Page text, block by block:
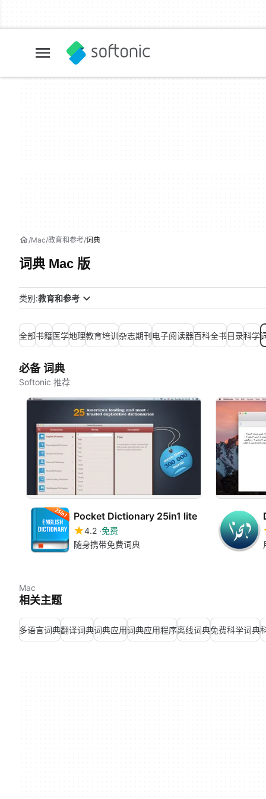
Mac 教育和参考 词典
词典 Mac 版
类别:教育和参考
全部书籍医学地理教育培训杂志期刊电子阅读器百科全书目录科学
必备 词典
Softonic 推荐
Pocket Dictionary 25in1 lite
4.2 免费
随身携带免费词典
Mac
相关主题
多语言词典翻译词典词典应用词典应用程序离线词典免费科学词典